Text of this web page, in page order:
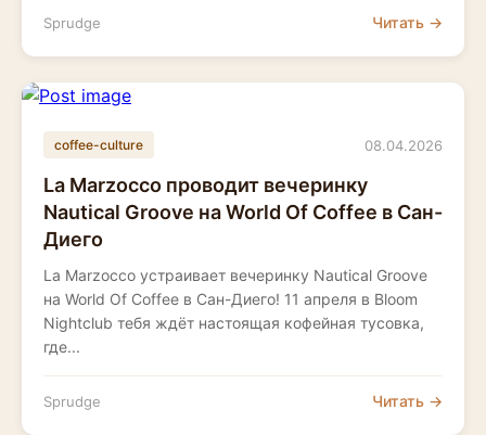
Sprudge Читать →
coffee-culture 08.04.2026
La Marzocco проводит вечеринку
Nautical Groove на World Of Coffee в Сан-
Диего
La Marzocco устраивает вечеринку Nautical Groove
на World Of Coffee в Сан-Диего! 11 апреля в Bloom
Nightclub тебя ждёт настоящая кофейная тусовка,
где...
Sprudge Читать →